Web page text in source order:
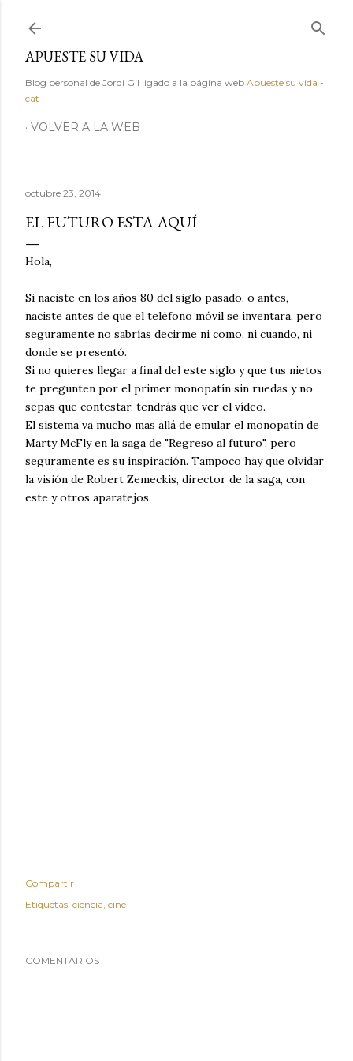
APUESTE SU VIDA
Blog personal de Jordi Gil ligado a la página web Apueste su vida -
cat
VOLVER A LA WEB
octubre 23, 2014
EL FUTURO ESTA AQUÍ
Hola,
Si naciste en los años 80 del siglo pasado, o antes,
naciste antes de que el teléfono móvil se inventara, pero
seguramente no sabrías decirme ni como, ni cuando, ni
donde se presentó.
Si no quieres llegar a final del este siglo y que tus nietos
te pregunten por el primer monopatín sin ruedas y no
sepas que contestar, tendrás que ver el vídeo.
El sistema va mucho mas allá de emular el monopatín de
Marty McFly en la saga de "Regreso al futuro", pero
seguramente es su inspiración. Tampoco hay que olvidar
la visión de Robert Zemeckis, director de la saga, con
este y otros aparatejos.
Compartir
Etiquetas: ciencia cine
COMENTARIOS